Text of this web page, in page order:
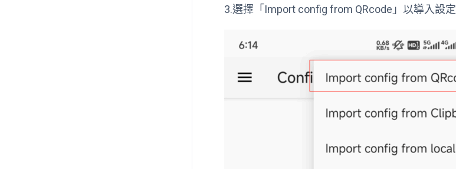
3.選擇「Import config from QRcode」以導入設定